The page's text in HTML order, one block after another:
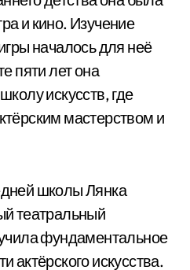
и кино. Изучение
началось для неё
пяти лет она
искусств, где
мастерством и
школы Лянка
театральный
фундаментальное
актёрского искусства.